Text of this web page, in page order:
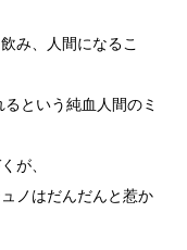
み、人間になるこ
という純血人間のミ
が、
ノはだんだんと惹か